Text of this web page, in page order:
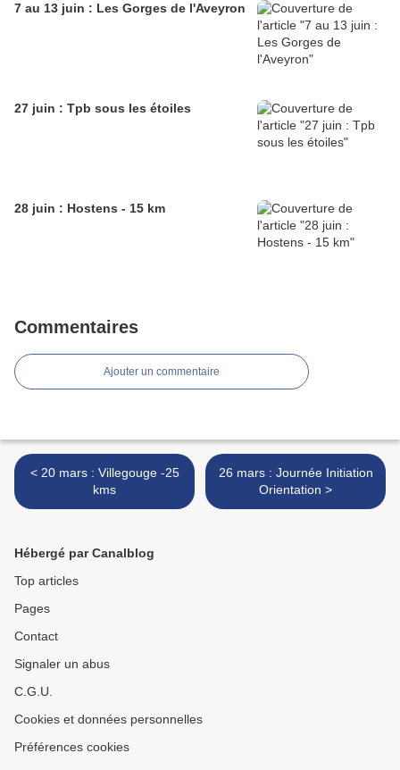
7 au 13 juin : Les Gorges de l'Aveyron
27 juin : Tpb sous les étoiles
28 juin : Hostens - 15 km
Commentaires
Ajouter un commentaire
< 20 mars : Villegouge -25
kms
26 mars : Journée Initiation
Orientation >
Hébergé par Canalblog
Top articles
Pages
Contact
Signaler un abus
C.G.U.
Cookies et données personnelles
Préférences cookies